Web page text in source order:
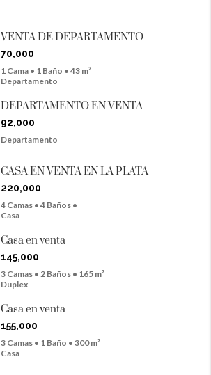
VENTA DE DEPARTAMENTO
70,000
1 Cama • 1 Baño • 43 m²
Departamento
DEPARTAMENTO EN VENTA
92,000
Departamento
CASA EN VENTA EN LA PLATA
220,000
4 Camas • 4 Baños •
Casa
Casa en venta
145,000
3 Camas • 2 Baños • 165 m²
Duplex
Casa en venta
155,000
3 Camas • 1 Baño • 300 m²
Casa